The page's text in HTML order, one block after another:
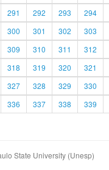
291 292 293 294
300 301 302 303
309 310 311 312
318 319 320 321
327 328 329 330
336 337 338 339
State University (Unesp)